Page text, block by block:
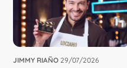
JIMMY RIAÑO 29/07/2026